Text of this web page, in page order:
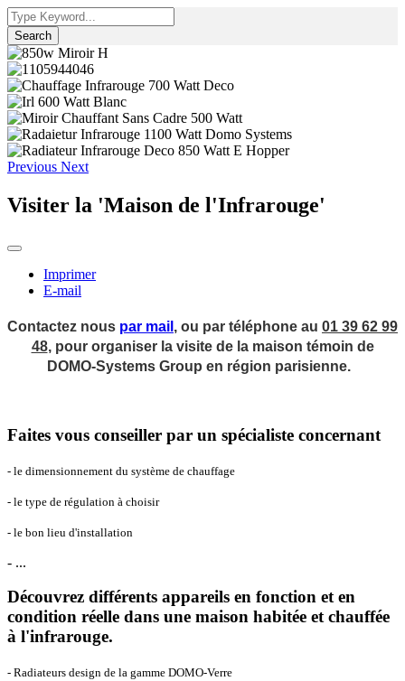
Search
Previous Next
Visiter la 'Maison de l'Infrarouge'
Imprimer
E-mail
Contactez nous par mail , ou par téléphone au 01 39 62 99
48, pour organiser la visite de la maison témoin de
DOMO-Systems Group en région parisienne.
Faites vous conseiller par un spécialiste concernant
- le dimensionnement du système de chauffage
- le type de régulation à choisir
- le bon lieu d'installation
- ...
Découvrez différents appareils en fonction et en
condition réelle dans une maison habitée et chauffée
à l'infrarouge.
- Radiateurs design de la gamme DOMO-Verre